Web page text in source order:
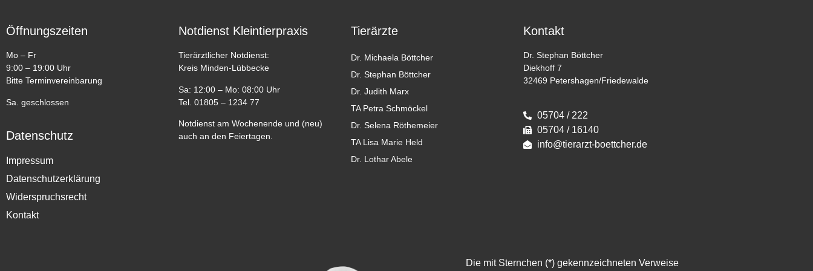
Öffnungszeiten
Mo – Fr
9:00 – 19:00 Uhr
Bitte Terminvereinbarung
Sa. geschlossen
Datenschutz
Impressum
Datenschutzerklärung
Widerspruchsrecht
Kontakt
Notdienst Kleintierpraxis
Tierärztlicher Notdienst:
Kreis Minden-Lübbecke
Sa: 12:00 – Mo: 08:00 Uhr
Tel. 01805 – 1234 77
Notdienst am Wochenende und (neu)
auch an den Feiertagen.
Tierärzte
Dr. Michaela Böttcher
Dr. Stephan Böttcher
Dr. Judith Marx
TA Petra Schmöckel
Dr. Selena Röthemeier
TA Lisa Marie Held
Dr. Lothar Abele
Kontakt
Dr. Stephan Böttcher
Diekhoff 7
32469 Petershagen/Friedewalde
05704 / 222
05704 / 16140
info@tierarzt-boettcher.de
Die mit Sternchen (*) gekennzeichneten Verweise